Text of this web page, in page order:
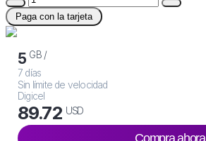
Paga con la tarjeta
5 GB /
7 días
Sin límite de velocidad
Digicel
89.72 USD
Compra ahora